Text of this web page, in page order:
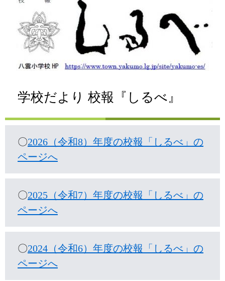
学校だより 校報『しるべ』
〇2026（令和8）年度の校報「しるべ」の
ページへ
〇2025（令和7）年度の校報「しるべ」の
ページへ
〇2024（令和6）年度の校報「しるべ」の
ページへ